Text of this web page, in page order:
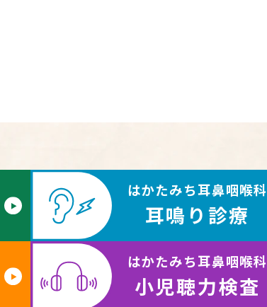
はかたみち耳鼻咽喉科
耳鳴り診療
はかたみち耳鼻咽喉科
小児聴力検査